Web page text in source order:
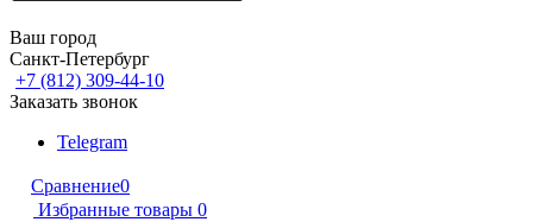
Ваш город
Санкт-Петербург
+7 (812) 309-44-10
Заказать звонок
Telegram
Сравнение0
Избранные товары 0